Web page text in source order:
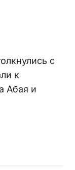
с
к
Абая и